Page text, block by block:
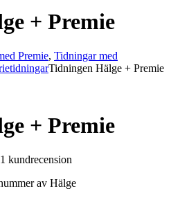
+ Premie
Premie, Tidningar med
Tidningen Hälge + Premie
+ Premie
1 kundrecension
av Hälge